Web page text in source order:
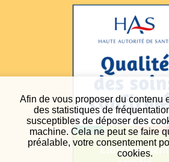
Afin de vous proposer du contenu
des statistiques de
susceptibles de déposer des
machine. Cela ne peut se faire
préalable, votre consentement
cookies.